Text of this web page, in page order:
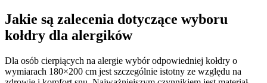
Jakie są zalecenia dotyczące wyboru
kołdry dla alergików
Dla osób cierpiących na alergie wybór odpowiedniej kołdry o
wymiarach 180×200 cm jest szczególnie istotny ze względu na